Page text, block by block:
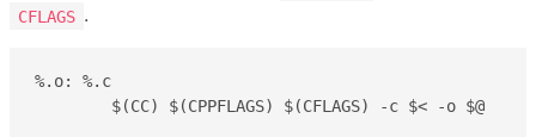
CFLAGS .
%.o: %.c
	$(CC) $(CPPFLAGS) $(CFLAGS) -c $< -o $@